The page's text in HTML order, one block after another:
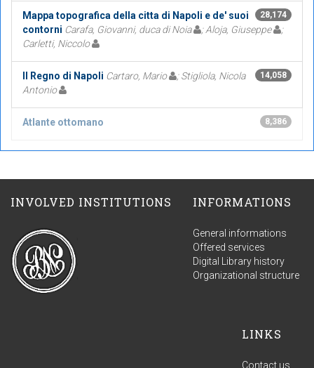
28,174
Mappa topografica della citta di Napoli e de' suoi
contorni Carafa, Giovanni, duca di Noia ; Aloja, Giuseppe
;
Carletti, Niccolo
14,058
Il Regno di Napoli Cartaro, Mario
; Stigliola, Nicola
Antonio
8,386
Atlante ottomano
INVOLVED INSTITUTIONS INFORMATIONS
General informations
Offered services
Digital Library history
Organizational structure
LINKS
Contact us